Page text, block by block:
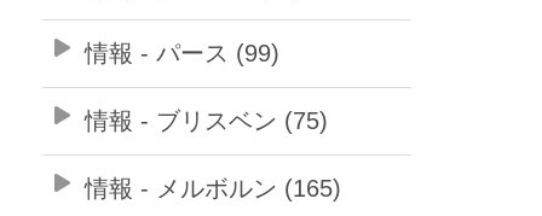
情報 - パース (99)
情報 - ブリスベン (75)
情報 - メルボルン (165)